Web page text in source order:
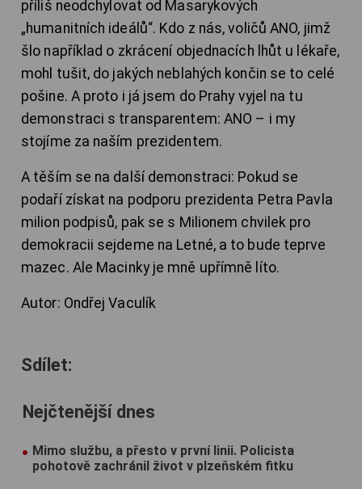
příliš neodchylovat od Masarykových
„humanitních ideálů“. Kdo z nás, voličů ANO, jimž
šlo například o zkrácení objednacích lhůt u lékaře,
mohl tušit, do jakých neblahých končin se to celé
pošine. A proto i já jsem do Prahy vyjel na tu
demonstraci s transparentem: ANO – i my
stojíme za naším prezidentem.
A těším se na další demonstraci: Pokud se
podaří získat na podporu prezidenta Petra Pavla
milion podpisů, pak se s Milionem chvilek pro
demokracii sejdeme na Letné, a to bude teprve
mazec. Ale Macinky je mně upřímně líto.
Autor: Ondřej Vaculík
Sdílet:
Nejčtenější dnes
Mimo službu, a přesto v první linii. Policista
pohotově zachránil život v plzeňském fitku